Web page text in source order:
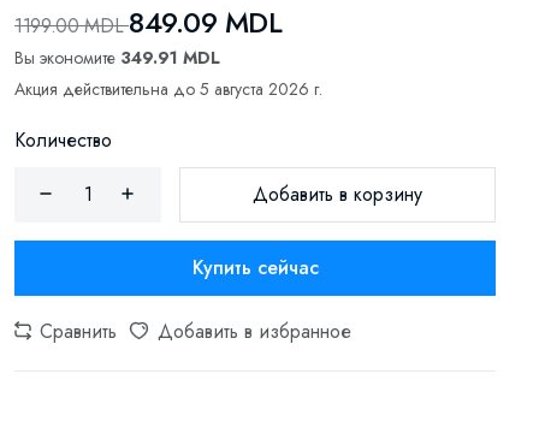
1199.00 MDL849.09 MDL
Вы экономите 349.91 MDL
Акция действительна до 5 августа 2026 г.
Количество
Добавить в корзину
Купить сейчас
Сравнить Добавить в избранное